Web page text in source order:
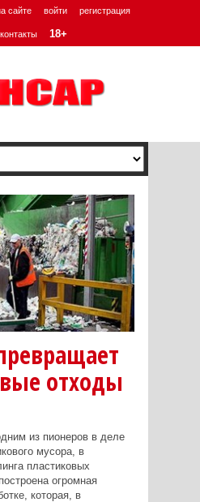
сайте войти регистрация
контакты 18+
отходы
из пионеров в деле
мусора, в
пластиковых
огромная
которая, в